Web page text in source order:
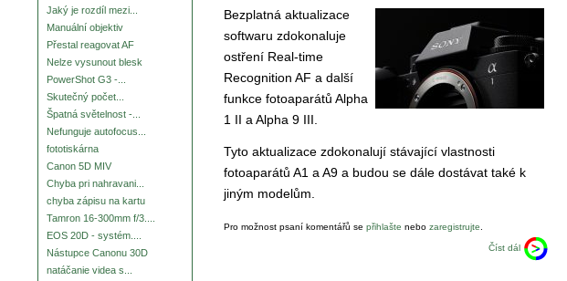
Jaký je rozdíl mezi...
Manuální objektiv
Přestal reagovat AF
Nelze vysunout blesk
PowerShot G3 -...
Skutečný počet...
Špatná světelnost -...
Nefunguje autofocus...
fototiskárna
Canon 5D MIV
Chyba pri nahravani...
chyba zápisu na kartu
Tamron 16-300mm f/3....
EOS 20D - systém....
Nástupce Canonu 30D
natáčanie videa s...
Bezplatná aktualizace
softwaru zdokonaluje
ostření Real-time
Recognition AF a další
funkce fotoaparátů Alpha
1 II a Alpha 9 III.
Tyto aktualizace zdokonalují stávající vlastnosti
fotoaparátů A1 a A9 a budou se dále dostávat také k
jiným modelům.
Pro možnost psaní komentářů se přihlašte nebo zaregistrujte
Číst dál